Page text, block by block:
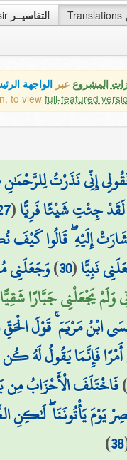
التفاسيــر Translations
المشروع عبر الواجهة
to view full-featured
إِنِّي نَذَرْتُ
لَقَدْ جِئْتِ شَيْئًا فَرِيًّا(
إِلَيْهِ ۖ قَالُوا
نَبِيًّا(
30
)وَجَعَلَنِي
وَلَمْ يَجْعَلْنِي جَبَّارًا شَقِيًّا
ابْنُ مَرْيَمَ ۚ قَوْلَ الْحَقِّ
فَإِنَّمَا يَقُولُ لَهُ
)فَاخْتَلَفَ الْأَحْزَابُ مِن
يَوْمَ يَأْتُونَنَا ۖ لَٰكِنِ
38
)